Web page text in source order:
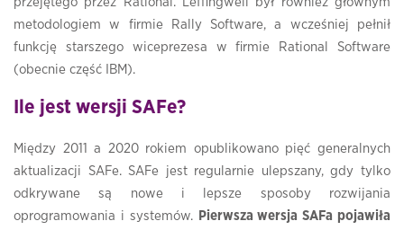
metodologiem w firmie Rally Software, a wcześniej pełnił
funkcję starszego wiceprezesa w firmie Rational Software
(obecnie część IBM).
Ile jest wersji SAFe?
Między 2011 a 2020 rokiem opublikowano pięć generalnych
aktualizacji SAFe. SAFe jest regularnie ulepszany, gdy tylko
odkrywane są nowe i lepsze sposoby rozwijania
oprogramowania i systemów. Pierwsza wersja SAFa pojawiła